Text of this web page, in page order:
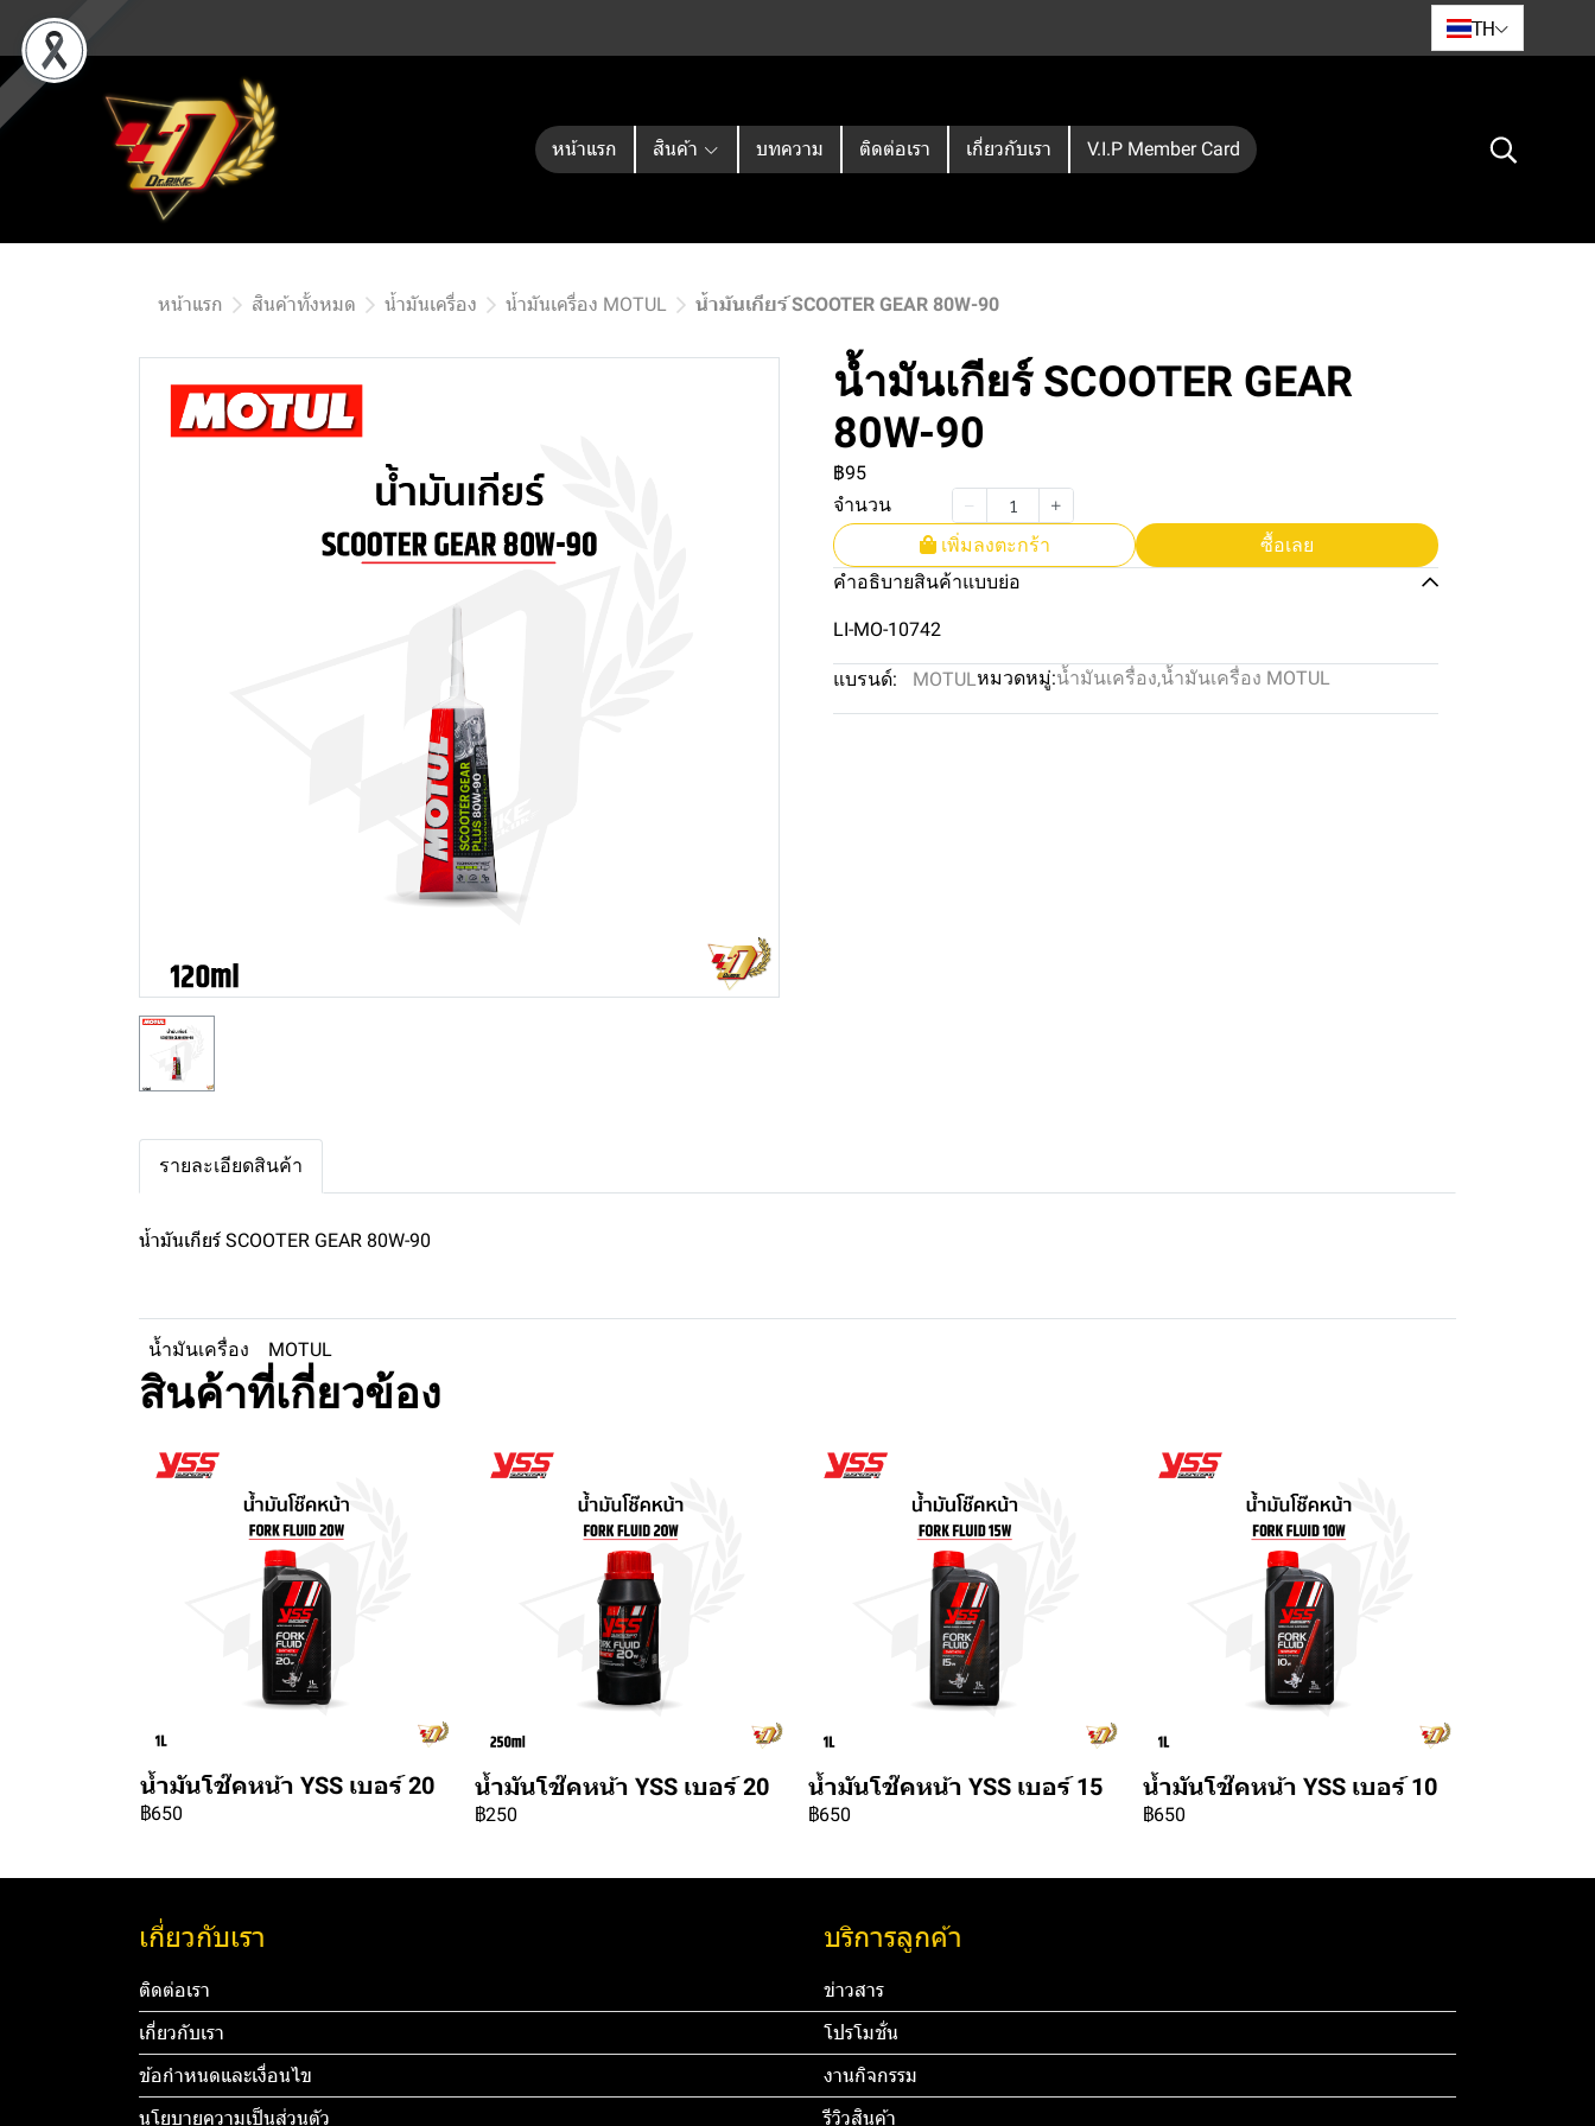
TH
หน้าแรก สินค้า บทความ ติดต่อเรา เกี่ยวกับเรา V.I.P Member Card
หน้าแรก สินค้าทั้งหมด น้ำมันเครื่อง น้ำมันเครื่อง MOTUL น้ำมันเกียร์ SCOOTER GEAR 80W-90
น้ำมันเกียร์ SCOOTER GEAR
80W-90
฿95
จำนวน
เพิ่มลงตะกร้า
ซื้อเลย
คำอธิบายสินค้าแบบย่อ
LI-MO-10742
แบรนด์: MOTULหมวดหมู่:น้ำมันเครื่อง,น้ำมันเครื่อง MOTUL
รายละเอียดสินค้า
น้ำมันเกียร์ SCOOTER GEAR 80W-90
น้ำมันเครื่อง MOTUL
สินค้าที่เกี่ยวข้อง
น้ำมันโช๊คหน้า YSS เบอร์ 20
฿650
น้ำมันโช๊คหน้า YSS เบอร์ 20
฿250
น้ำมันโช๊คหน้า YSS เบอร์ 15
฿650
น้ำมันโช๊คหน้า YSS เบอร์ 10
฿650
เกี่ยวกับเรา
ติดต่อเรา
เกี่ยวกับเรา
ข้อกำหนดและเงื่อนไข
นโยบายความเป็นส่วนตัว
บริการลูกค้า
ข่าวสาร
โปรโมชั่น
งานกิจกรรม
รีวิวสินค้า